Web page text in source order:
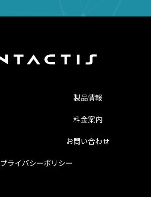
製品情報
料金案内
お問い合わせ
プライバシーポリシー